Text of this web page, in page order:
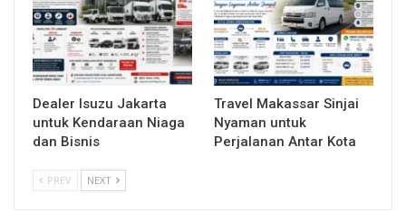
Dealer Isuzu Jakarta
untuk Kendaraan Niaga
dan Bisnis
Travel Makassar Sinjai
Nyaman untuk
Perjalanan Antar Kota
PREV NEXT